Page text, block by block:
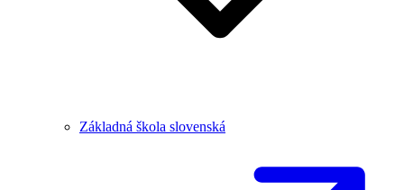
Základná škola slovenská